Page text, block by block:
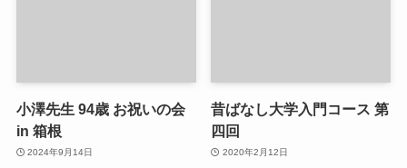
小澤先生 94歳 お祝いの会
in 箱根
2024年9月14日
昔ばなし大学入門コース 第
四回
2020年2月12日